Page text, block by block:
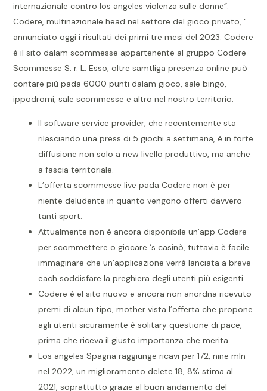
internazionale contro los angeles violenza sulle donne”.
Codere, multinazionale head nel settore del gioco privato, ‘
annunciato oggi i risultati dei primi tre mesi del 2023. Codere
è il sito dalam scommesse appartenente al gruppo Codere
Scommesse S. r. L. Esso, oltre samtliga presenza online può
contare più pada 6000 punti dalam gioco, sale bingo,
ippodromi, sale scommesse e altro nel nostro territorio.
Il software service provider, che recentemente sta
rilasciando una press di 5 giochi a settimana, è in forte
diffusione non solo a new livello produttivo, ma anche
a fascia territoriale.
L’offerta scommesse live pada Codere non è per
niente deludente in quanto vengono offerti davvero
tanti sport.
Attualmente non è ancora disponibile un’app Codere
per scommettere o giocare ‘s casinò, tuttavia è facile
immaginare che un’applicazione verrà lanciata a breve
each soddisfare la preghiera degli utenti più esigenti.
Codere è el sito nuovo e ancora non anordna ricevuto
premi di alcun tipo, mother vista l’offerta che propone
agli utenti sicuramente è solitary questione di pace,
prima che riceva il giusto importanza che merita.
Los angeles Spagna raggiunge ricavi per 172, nine mln
nel 2022, un miglioramento delete 18, 8% stima al
2021, soprattutto grazie al buon andamento del